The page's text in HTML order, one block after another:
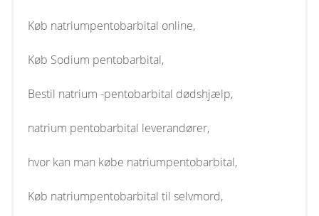
Køb natriumpentobarbital online,
Køb Sodium pentobarbital,
Bestil natrium -pentobarbital dødshjælp,
natrium pentobarbital leverandører,
hvor kan man købe natriumpentobarbital,
Køb natriumpentobarbital til selvmord,